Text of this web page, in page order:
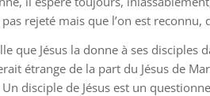
rejeté mais que l’on est
que Jésus la donne à ses
étrange de la part du Jésus de
disciple de Jésus est un